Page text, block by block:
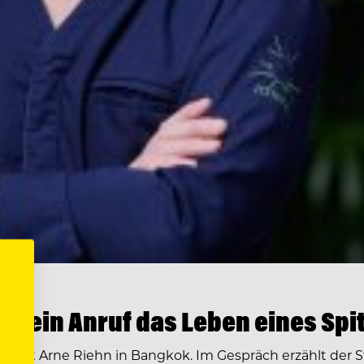
ein Anruf das Leben eines
Arne Riehn in Bangkok. Im Gespräch erzählt